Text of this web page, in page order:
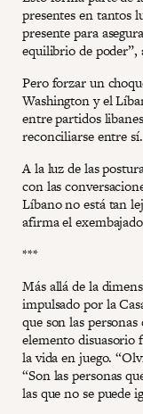
presentes en tantos
presente para
equilibrio de
Pero forzar un
Washington y el
entre partidos
reconciliarse entre sí.
A la luz de las
con las
Líbano no está tan
afirma el
***
Más allá de la
impulsado por la
que son las
elemento disuasorio
la vida en juego.
“Son las personas
las que no se puede